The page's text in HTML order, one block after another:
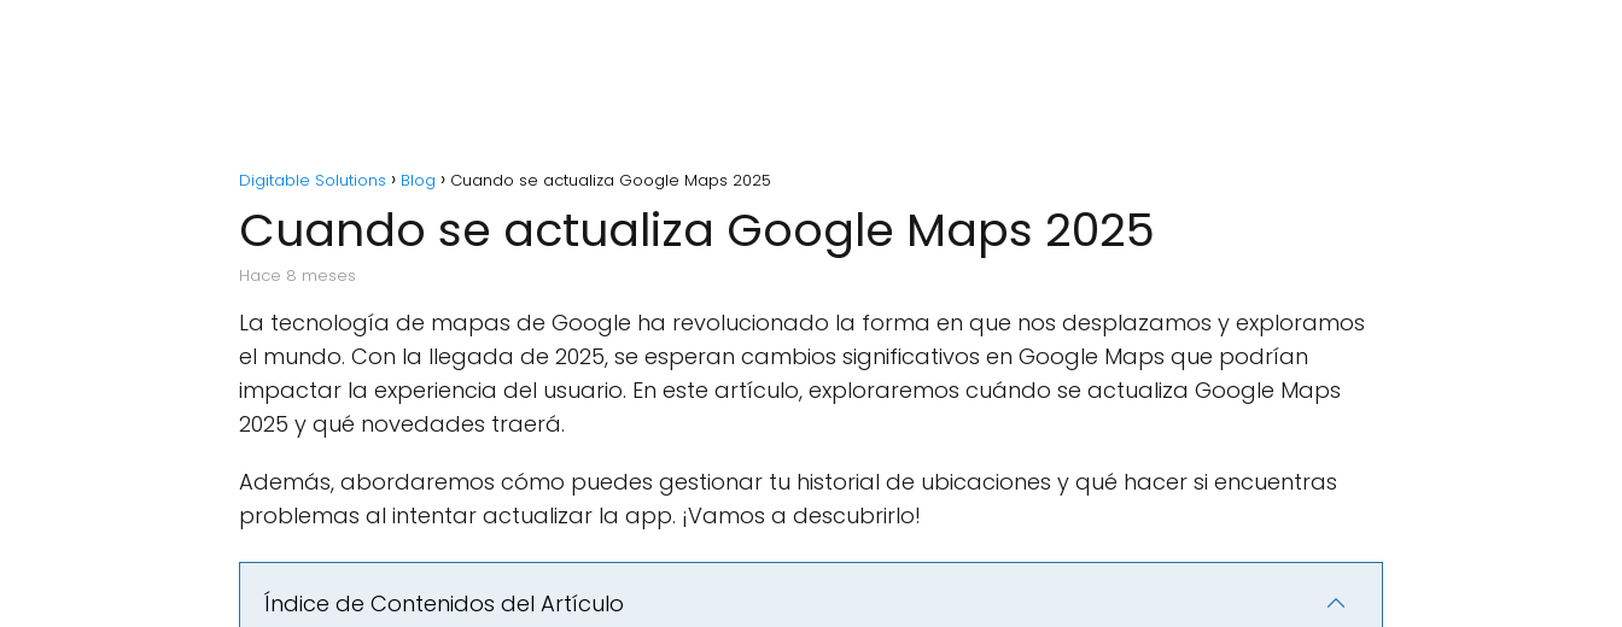
Digitable Solutions Blog Cuando se actualiza Google Maps 2025
Cuando se actualiza Google Maps 2025
hace 8 meses
La tecnología de mapas de Google ha revolucionado la forma en que nos desplazamos y exploramos
el mundo. Con la llegada de 2025, se esperan cambios significativos en Google Maps que podrían
impactar la experiencia del usuario. En este artículo, exploraremos cuándo se actualiza Google Maps
2025 y qué novedades traerá.
Además, abordaremos cómo puedes gestionar tu historial de ubicaciones y qué hacer si encuentras
problemas al intentar actualizar la app. ¡Vamos a descubrirlo!
Índice de Contenidos del Artículo